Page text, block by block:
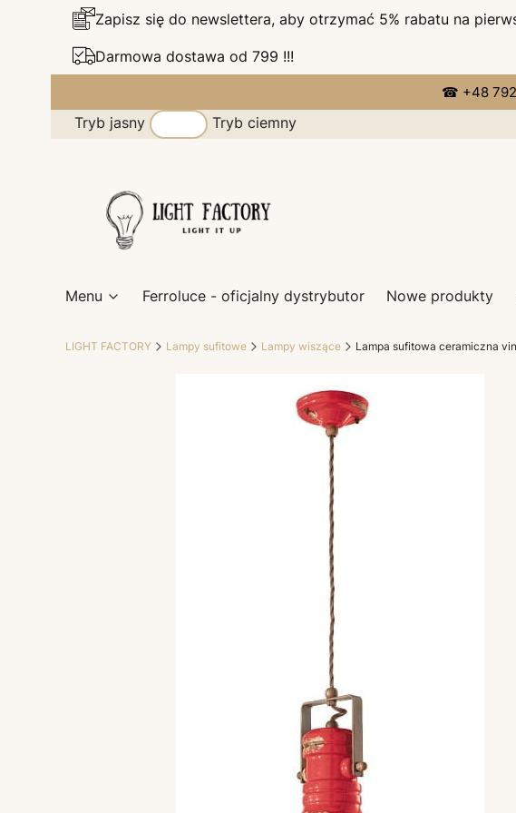
Zapisz się do newslettera, aby otrzymać 5% rabatu na
Darmowa dostawa od 799 !!!
☎ +48 792
Tryb jasny Tryb ciemny
Menu Ferroluce - oficjalny dystrybutor Nowe produkty
LIGHT FACTORY Lampy sufitowe Lampy wiszące Lampa sufitowa ceramiczna